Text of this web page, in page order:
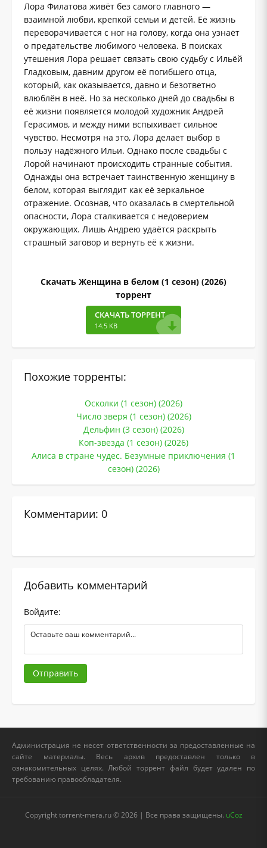
Лора Филатова живёт без самого главного —
взаимной любви, крепкой семьи и детей. Её жизнь
переворачивается с ног на голову, когда она узнаёт
о предательстве любимого человека. В поисках
утешения Лора решает связать свою судьбу с Ильёй
Гладковым, давним другом её погибшего отца,
который, как оказывается, давно и безответно
влюблён в неё. Но за несколько дней до свадьбы в
её жизни появляется молодой художник Андрей
Герасимов, и между ними вспыхивает сильное
чувство. Несмотря на это, Лора делает выбор в
пользу надёжного Ильи. Однако после свадьбы с
Лорой начинают происходить странные события.
Однажды она встречает таинственную женщину в
белом, которая выглядит как её зеркальное
отражение. Осознав, что оказалась в смертельной
опасности, Лора сталкивается с недоверием
окружающих. Лишь Андрею удаётся раскрыть
страшный заговор и вернуть её к жизни.
Скачать Женщина в белом (1 сезон) (2026)
торрент
СКАЧАТЬ ТОРРЕНТ
14.5 KB
Похожие торренты:
Осколки (1 сезон) (2026)
Число зверя (1 сезон) (2026)
Дельфин (3 сезон) (2026)
Коп-звезда (1 сезон) (2026)
Алиса в стране чудес. Безумные приключения (1
сезон) (2026)
Комментарии: 0
Добавить комментарий
Войдите:
Отправить
Администрация не несет ответственности за предоставленные на
сайте материалы. Весь архив предоставлен только в
ознакомительных целях. Любой торрент файл будет удален по
требованию правообладателя.
Copyright torrent-mera.ru © 2026 | Все права защищены. uCoz